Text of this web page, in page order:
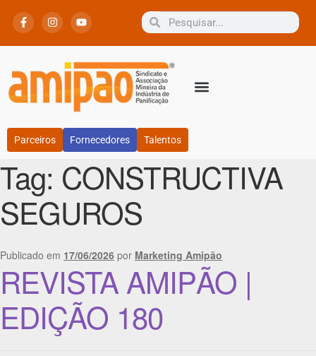
Parceiros Fornecedores Talentos
Tag: CONSTRUCTIVA
SEGUROS
Publicado em 17/06/2026 por Marketing Amipão
REVISTA AMIPÃO |
EDIÇÃO 180